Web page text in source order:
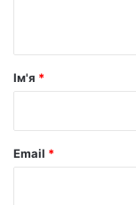
рІм'я *
Email *